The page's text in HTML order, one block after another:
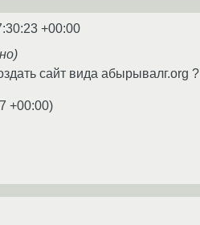
+00:00
сайт вида абырывалг.org ?
+00:00)